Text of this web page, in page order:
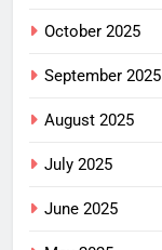
October 2025
September 2025
August 2025
July 2025
June 2025